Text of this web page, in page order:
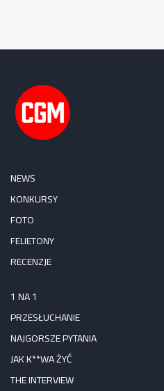
NEWS
KONKURSY
FOTO
FELIETONY
RECENZJE
1 NA 1
PRZESŁUCHANIE
NAJGORSZE PYTANIA
JAK K**WA ŻYĆ
THE INTERVIEW